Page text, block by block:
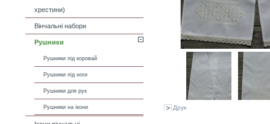
хрестини)
Вінчальні набори
Рушники
Рушники під коровай
Рушники під ноги
Рушники для рук
Рушники на ікони Друк